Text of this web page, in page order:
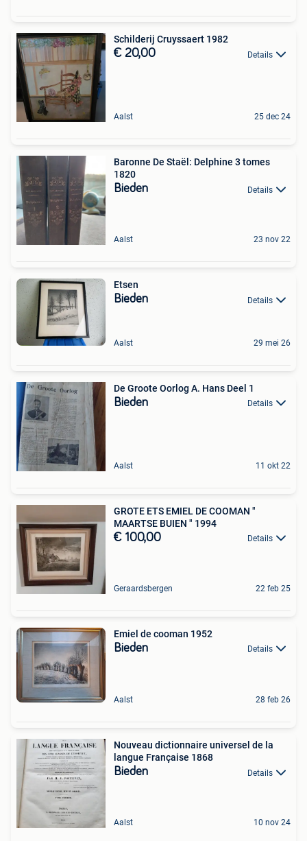
Schilderij Cruyssaert 1982
€ 20,00 Details
Aalst 25 dec 24
Baronne De Staël: Delphine 3 tomes
1820
Bieden Details
Aalst 23 nov 22
Etsen
Bieden Details
Aalst 29 mei 26
De Groote Oorlog A. Hans Deel 1
Bieden Details
Aalst 11 okt 22
GROTE ETS EMIEL DE COOMAN "
MAARTSE BUIEN " 1994
€ 100,00 Details
Geraardsbergen 22 feb 25
Emiel de cooman 1952
Bieden Details
Aalst 28 feb 26
Nouveau dictionnaire universel de la
langue Française 1868
Bieden Details
Aalst 10 nov 24